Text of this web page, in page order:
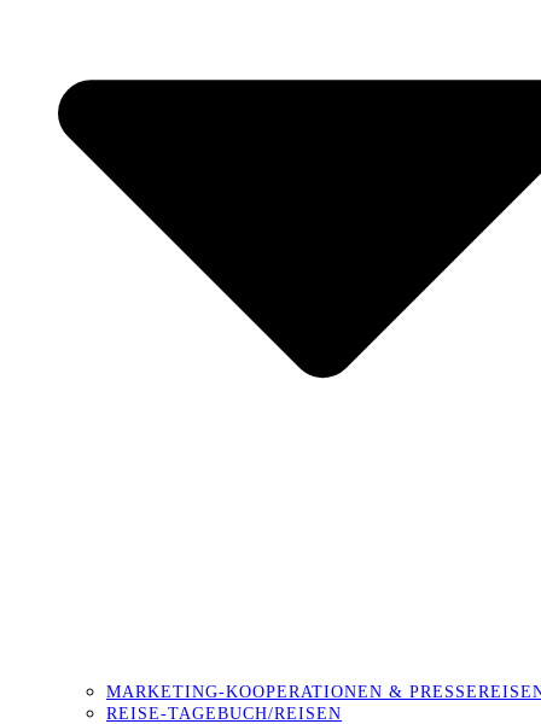
MARKETING-KOOPERATIONEN &
REISE-TAGEBUCH/REISEN